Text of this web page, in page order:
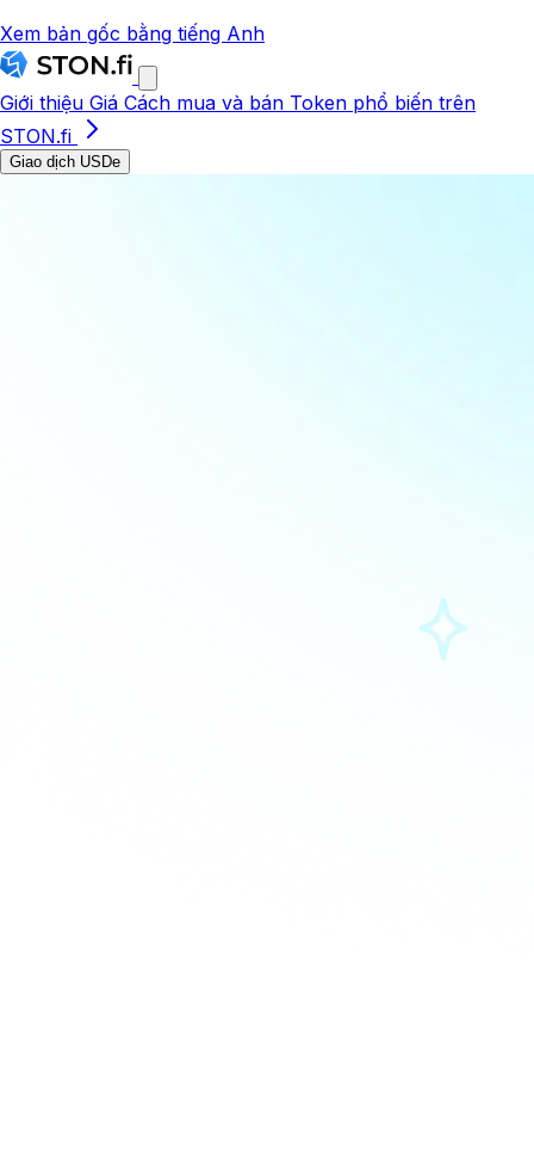
Xem bản gốc bằng tiếng Anh
Giới thiệu Giá Cách mua và bán Token phổ biến trên
STON.fi
Giao dịch USDe